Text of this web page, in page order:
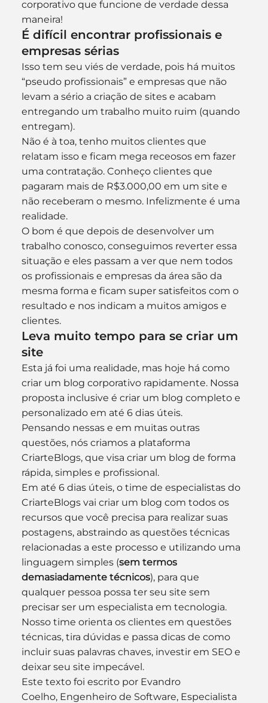
corporativo que funcione de verdade dessa
maneira!
É difícil encontrar profissionais e
empresas sérias
Isso tem seu viés de verdade, pois há muitos
“pseudo profissionais” e empresas que não
levam a sério a criação de sites e acabam
entregando um trabalho muito ruim (quando
entregam).
Não é à toa, tenho muitos clientes que
relatam isso e ficam mega receosos em fazer
uma contratação. Conheço clientes que
pagaram mais de R$3.000,00 em um site e
não receberam o mesmo. Infelizmente é uma
realidade.
O bom é que depois de desenvolver um
trabalho conosco, conseguimos reverter essa
situação e eles passam a ver que nem todos
os profissionais e empresas da área são da
mesma forma e ficam super satisfeitos com o
resultado e nos indicam a muitos amigos e
clientes.
Leva muito tempo para se criar um
site
Esta já foi uma realidade, mas hoje há como
criar um blog corporativo rapidamente. Nossa
proposta inclusive é criar um blog completo e
personalizado em até 6 dias úteis.
Pensando nessas e em muitas outras
questões, nós criamos a plataforma
CriarteBlogs, que visa criar um blog de forma
rápida, simples e profissional.
Em até 6 dias úteis, o time de especialistas do
CriarteBlogs vai criar um blog com todos os
recursos que você precisa para realizar suas
postagens, abstraindo as questões técnicas
relacionadas a este processo e utilizando uma
linguagem simples (sem termos
demasiadamente técnicos), para que
qualquer pessoa possa ter seu site sem
precisar ser um especialista em tecnologia.
Nosso time orienta os clientes em questões
técnicas, tira dúvidas e passa dicas de como
incluir suas palavras chaves, investir em SEO e
deixar seu site impecável.
Este texto foi escrito por Evandro
Coelho, Engenheiro de Software, Especialista